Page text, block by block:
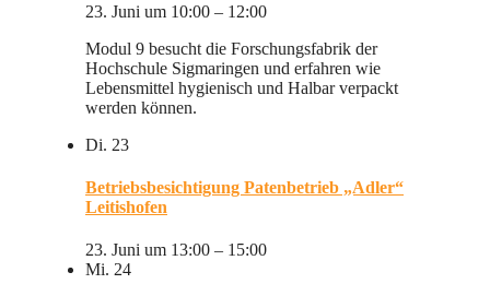
23. Juni um 10:00 – 12:00
Modul 9 besucht die Forschungsfabrik der
Hochschule Sigmaringen und erfahren wie
Lebensmittel hygienisch und Halbar verpackt
werden können.
Di. 23
Betriebsbesichtigung Patenbetrieb „Adler“
Leitishofen
23. Juni um 13:00 – 15:00
Mi. 24